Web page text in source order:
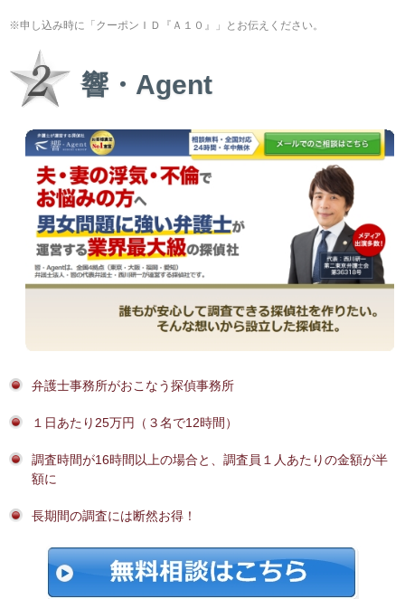
※申し込み時に「クーポンＩＤ『Ａ１０』」とお伝えください。
響・Agent
弁護士事務所がおこなう探偵事務所
１日あたり25万円（３名で12時間）
調査時間が16時間以上の場合と、調査員１人あたりの金額が半
額に
長期間の調査には断然お得！